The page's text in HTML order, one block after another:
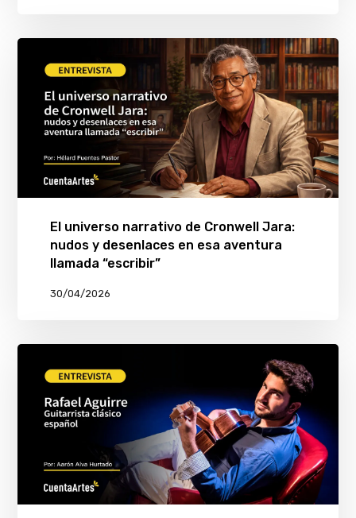
El universo narrativo de Cronwell Jara:
nudos y desenlaces en esa aventura
llamada “escribir”
30/04/2026